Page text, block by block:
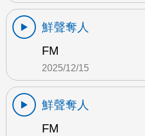
鮮聲奪人
FM
2025/12/15
鮮聲奪人
FM